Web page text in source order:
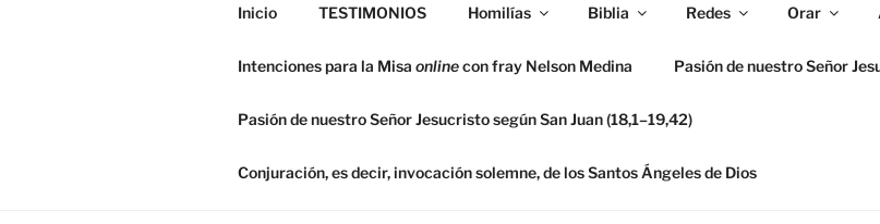
Inicio TESTIMONIOS Homilías Biblia Redes Orar
Intenciones para la Misa onlinecon fray Nelson Medina Pasión de nuestro Señor
Pasión de nuestro Señor Jesucristo según San Juan (18,1–19,42)
Conjuración, es decir, invocación solemne, de los Santos Ángeles de Dios